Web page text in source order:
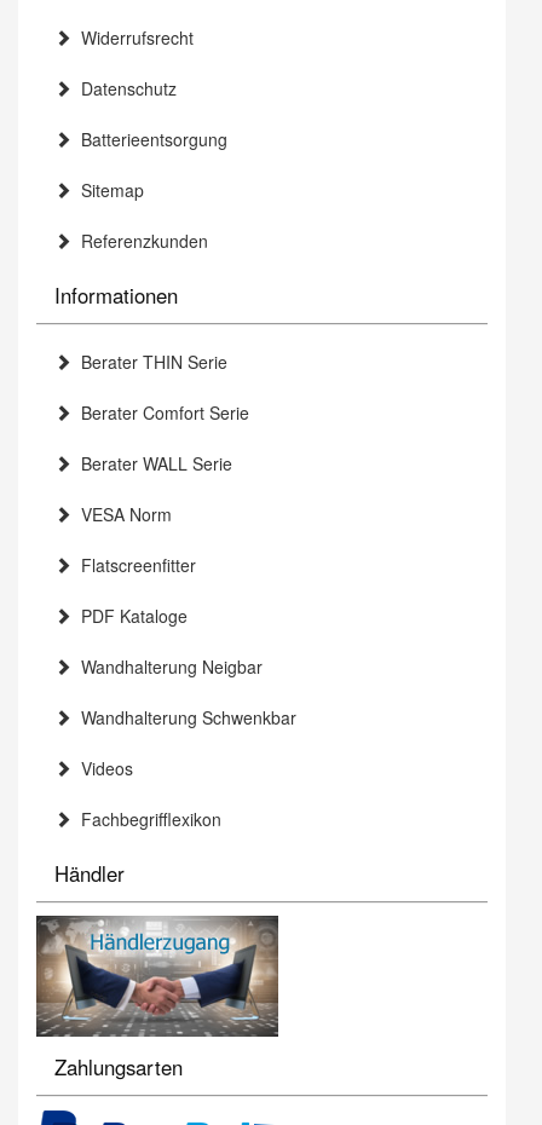
Widerrufsrecht
Datenschutz
Batterieentsorgung
Sitemap
Referenzkunden
Informationen
Berater THIN Serie
Berater Comfort Serie
Berater WALL Serie
VESA Norm
Flatscreenfitter
PDF Kataloge
Wandhalterung Neigbar
Wandhalterung Schwenkbar
Videos
Fachbegrifflexikon
Händler
Zahlungsarten